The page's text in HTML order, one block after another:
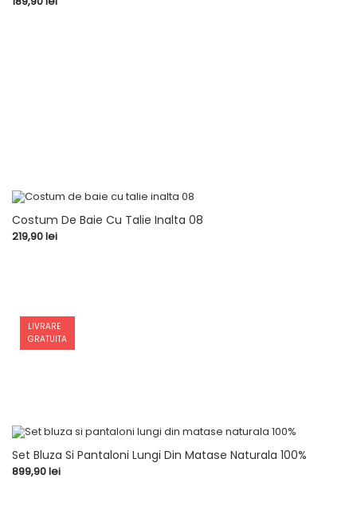
Costum De Baie Cu Talie Inalta 08
Pret
219,90 lei
LIVRARE
GRATUITA
Set Bluza Si Pantaloni Lungi Din Matase Naturala 100%
Pret
899,90 lei